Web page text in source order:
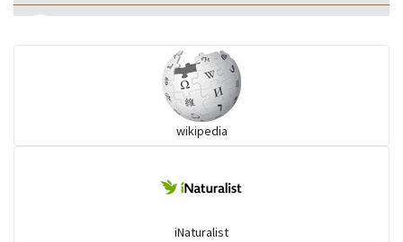
লাউডগা, দারাজ ও সহজাত
wikipedia
iNaturalist